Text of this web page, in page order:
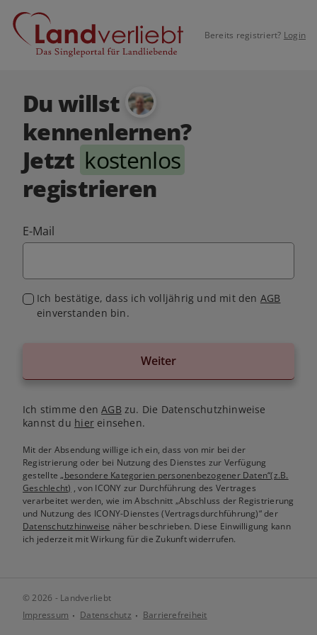
Bereits registriert? Login
Du willst
kennenlernen?
Jetzt kostenlos
registrieren
E-Mail
Ich bestätige, dass ich volljährig und mit den AGB
einverstanden bin.
Weiter
Ich stimme denAGB zu. Die Datenschutzhinweise
kannst du hiereinsehen.
Mit der Absendung willige ich ein, dass von mir bei der
Registrierung oder bei Nutzung des Dienstes zur Verfügung
gestellte„besondere Kategorien personenbezogener Daten“(z.B.
Geschlecht) , von ICONY zur Durchführung des Vertrages
verarbeitet werden, wie im Abschnitt „Abschluss der Registrierung
und Nutzung des ICONY-Dienstes (Vertragsdurchführung)“ der
Datenschutzhinweise näher beschrieben. Diese Einwilligung kann
ich jederzeit mit Wirkung für die Zukunft widerrufen.
© 2026 - Landverliebt
Impressum
Datenschutz Barrierefreiheit